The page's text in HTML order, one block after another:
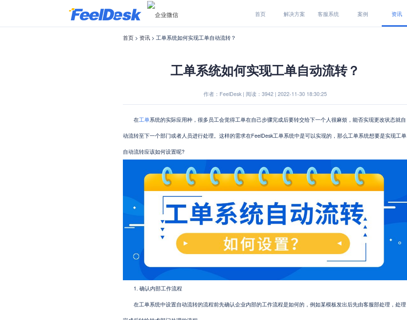
首页 解决方案 客服系统 案例 资讯
首页> 资讯> 工单系统如何实现工单自动流转？
工单系统如何实现工单自动流转？
作者：FeelDesk | 阅读：3942 | 2022-11-30 18:30:25
在工单系统的实际应用种，很多员工会觉得工单在自己步骤完成后要转交给下一个人很麻烦，能否实现更改状态就自
动流转至下一个部门或者人员进行处理。这样的需求在FeelDesk工单系统中是可以实现的，那么工单系统想要是实现工单
自动流转应该如何设置呢?
1. 确认内部工作流程
在工单系统中设置自动流转的流程前先确认企业内部的工作流程是如何的，例如某模板发出后先由客服部处理，处理